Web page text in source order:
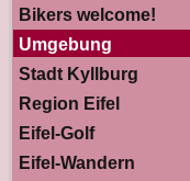
Bikers welcome!
Umgebung
Stadt Kyllburg
Region Eifel
Eifel-Golf
Eifel-Wandern